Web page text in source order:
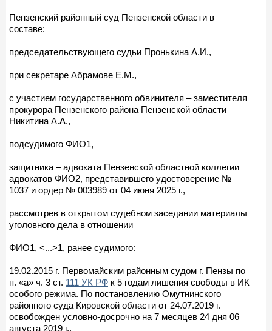
Пензенский районный суд Пензенской области в
составе:
председательствующего судьи Пронькина А.И.,
при секретаре Абрамове Е.М.,
с участием государственного обвинителя – заместителя
прокурора Пензенского района Пензенской области
Никитина А.А.,
подсудимого ФИО1,
защитника – адвоката Пензенской областной коллегии
адвокатов ФИО2, представившего удостоверение №
1037 и ордер № 003989 от 04 июня 2025 г.,
рассмотрев в открытом судебном заседании материалы
уголовного дела в отношении
ФИО1, <...>1, ранее судимого:
19.02.2015 г. Первомайским районным судом г. Пензы по
п. «а» ч. 3 ст. 111 УК РФ к 5 годам лишения свободы в ИК
особого режима. По постановлению Омутнинского
районного суда Кировской области от 24.07.2019 г.
освобожден условно-досрочно на 7 месяцев 24 дня 06
августа 2019 г.,